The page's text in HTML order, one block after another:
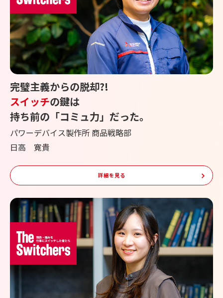
完璧主義からの脱却?!
スイッチの鍵は
持ち前の「コミュ力」だった。
パワーデバイス製作所 商品戦略部
日高 寛貴
詳細を見る